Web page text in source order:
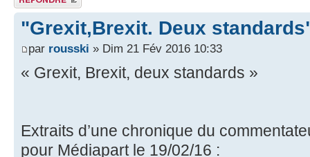
"Grexit,Brexit. Deux
par rousski » Dim 21 Fév 2016 10:33
« Grexit, Brexit, deux standards »
Extraits d’une chronique du
pour Médiapart le 19/02/16 :